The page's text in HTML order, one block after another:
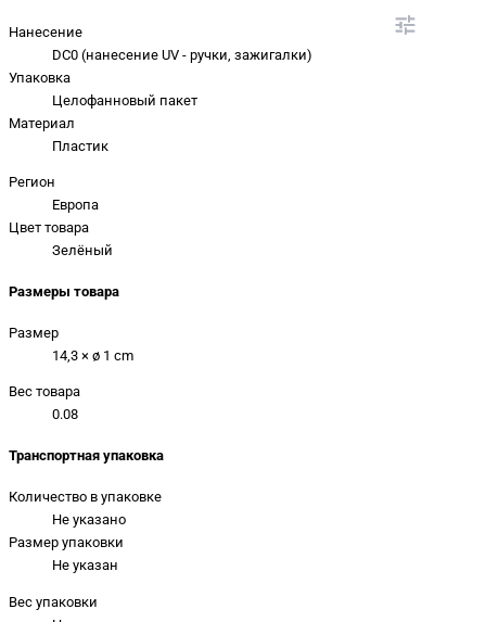
Нанесение
DC0 (нанесение UV - ручки, зажигалки)
Упаковка
Целофанновый пакет
Материал
Пластик
Регион
Европа
Цвет товара
Зелёный
Размеры товара
Размер
14,3 × ø 1 cm
Вес товара
0.08
Транспортная упаковка
Количество в упаковке
Не указано
Размер упаковки
Не указан
Вес упаковки